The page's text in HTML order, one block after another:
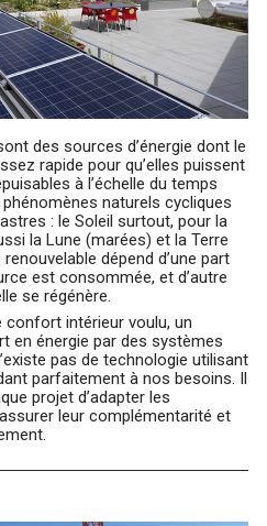
des sources d’énergie dont le
rapide pour qu’elles puissent
à l’échelle du temps
naturels cycliques
: le Soleil surtout, pour la
la Lune (marées) et la Terre
dépend d’une part
est consommée, et d’autre
se régénère.
intérieur voulu, un
en énergie par des systèmes
pas de technologie utilisant
parfaitement à nos besoins. Il
projet d’adapter les
leur complémentarité et